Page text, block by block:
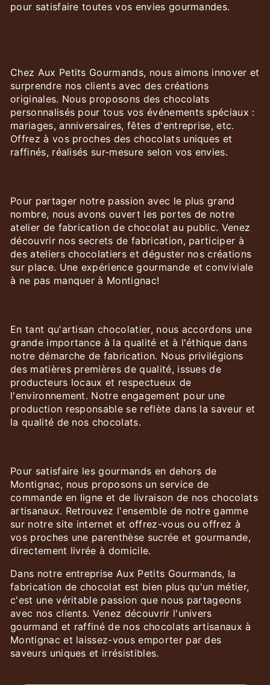
pour satisfaire toutes vos envies gourmandes.
Chez Aux Petits Gourmands, nous aimons innover et
surprendre nos clients avec des créations
originales. Nous proposons des chocolats
personnalisés pour tous vos événements spéciaux :
mariages, anniversaires, fêtes d'entreprise, etc.
Offrez à vos proches des chocolats uniques et
raffinés, réalisés sur-mesure selon vos envies.
Pour partager notre passion avec le plus grand
nombre, nous avons ouvert les portes de notre
atelier de fabrication de chocolat au public. Venez
découvrir nos secrets de fabrication, participer à
des ateliers chocolatiers et déguster nos créations
sur place. Une expérience gourmande et conviviale
à ne pas manquer à Montignac!
En tant qu'artisan chocolatier, nous accordons une
grande importance à la qualité et à l'éthique dans
notre démarche de fabrication. Nous privilégions
des matières premières de qualité, issues de
producteurs locaux et respectueux de
l'environnement. Notre engagement pour une
production responsable se reflète dans la saveur et
la qualité de nos chocolats.
Pour satisfaire les gourmands en dehors de
Montignac, nous proposons un service de
commande en ligne et de livraison de nos chocolats
artisanaux. Retrouvez l'ensemble de notre gamme
sur notre site internet et offrez-vous ou offrez à
vos proches une parenthèse sucrée et gourmande,
directement livrée à domicile.
Dans notre entreprise Aux Petits Gourmands, la
fabrication de chocolat est bien plus qu'un métier,
c'est une véritable passion que nous partageons
avec nos clients. Venez découvrir l'univers
gourmand et raffiné de nos chocolats artisanaux à
Montignac et laissez-vous emporter par des
saveurs uniques et irrésistibles.